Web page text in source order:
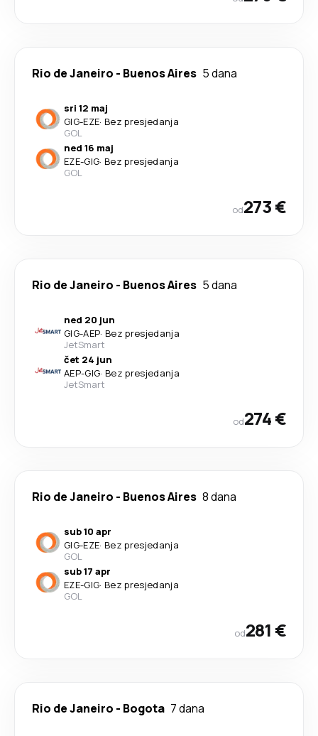
Rio de Janeiro - Buenos Aires 5 dana
sri 12 maj
GIG-EZE· Bez presjedanja
GOL
ned 16 maj
EZE-GIG· Bez presjedanja
GOL
od273 €
Rio de Janeiro - Buenos Aires 5 dana
ned 20 jun
GIG-AEP· Bez presjedanja
JetSmart
čet 24 jun
AEP-GIG· Bez presjedanja
JetSmart
od274 €
Rio de Janeiro - Buenos Aires 8 dana
sub 10 apr
GIG-EZE· Bez presjedanja
GOL
sub 17 apr
EZE-GIG· Bez presjedanja
GOL
od281 €
Rio de Janeiro - Bogota 7 dana